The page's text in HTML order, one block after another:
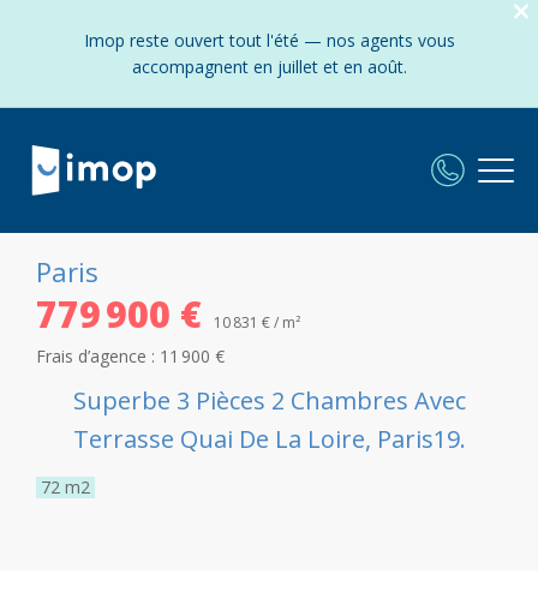
Imop reste ouvert tout l'été — nos agents vous
accompagnent en juillet et en août.
Paris
779 900 € 10 831 € / m²
Frais d’agence : 11 900 €
Superbe 3 Pièces 2 Chambres Avec
Terrasse Quai De La Loire, Paris19.
72 m2